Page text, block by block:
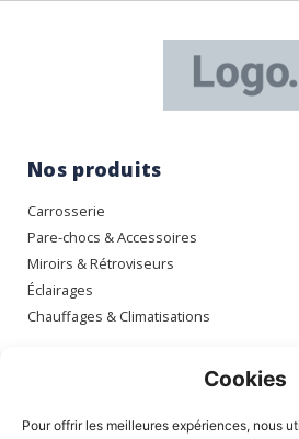
Cookies
Pour offrir les meilleures expériences, nous
Nos produits
Carrosserie
Pare-chocs & Accessoires
Miroirs & Rétroviseurs
Éclairages
Chauffages & Climatisations
Mon compte